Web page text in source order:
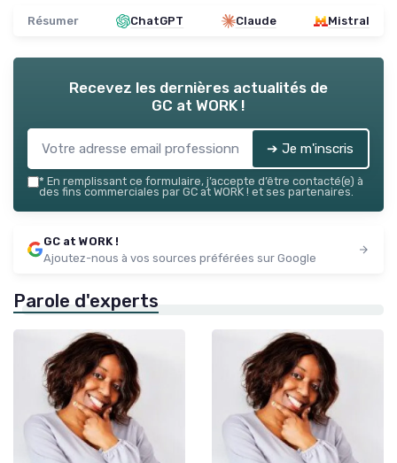
Résumer ChatGPT Claude Mistral
Recevez les dernières actualités de
GC at WORK !
➔ Je m'inscris
* En remplissant ce formulaire, j’accepte d’être contacté(e) à
des fins commerciales par GC at WORK ! et ses partenaires.
GC at WORK !
Ajoutez-nous à vos sources préférées sur Google
Parole d'experts